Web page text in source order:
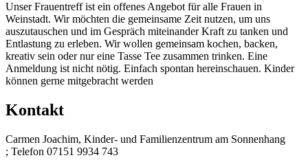
Unser Frauentreff ist ein offenes Angebot für alle Frauen in
Weinstadt. Wir möchten die gemeinsame Zeit nutzen, um uns
auszutauschen und im Gespräch miteinander Kraft zu tanken und
Entlastung zu erleben. Wir wollen gemeinsam kochen, backen,
kreativ sein oder nur eine Tasse Tee zusammen trinken. Eine
Anmeldung ist nicht nötig. Einfach spontan hereinschauen. Kinder
können gerne mitgebracht werden
Kontakt
Carmen Joachim, Kinder- und Familienzentrum am Sonnenhang
; Telefon 07151 9934 743